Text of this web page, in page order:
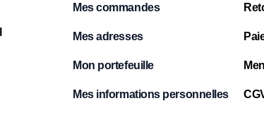
Mes commandes
Mes adresses
Mon portefeuille
Mes informations personnelles